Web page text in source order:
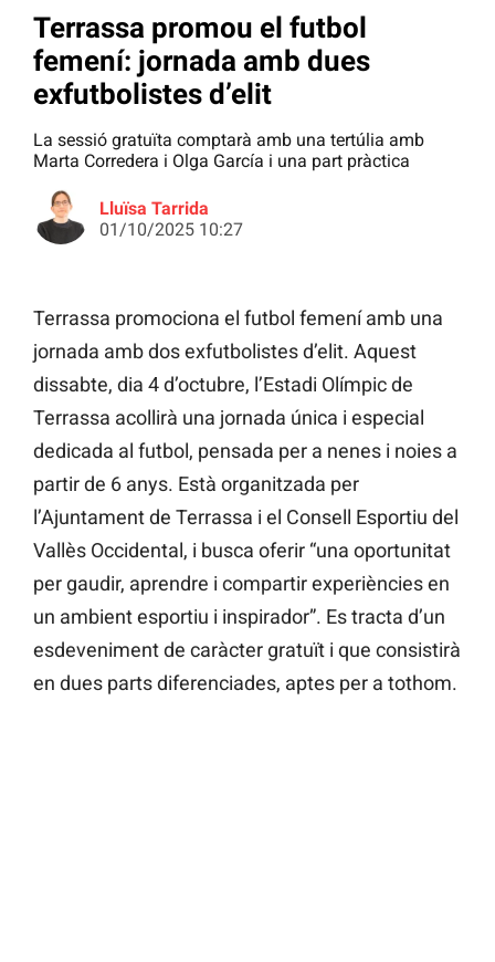
Terrassa promou el futbol
femení: jornada amb dues
exfutbolistes d’elit
La sessió gratuïta comptarà amb una tertúlia amb
Marta Corredera i Olga García i una part pràctica
Lluïsa Tarrida
01/10/2025 10:27
Terrassa promociona el futbol femení amb una
jornada amb dos exfutbolistes d’elit. Aquest
dissabte, dia 4 d’octubre, l’Estadi Olímpic de
Terrassa acollirà una jornada única i especial
dedicada al futbol, pensada per a nenes i noies a
partir de 6 anys. Està organitzada per
l’Ajuntament de Terrassa i el Consell Esportiu del
Vallès Occidental, i busca oferir “una oportunitat
per gaudir, aprendre i compartir experiències en
un ambient esportiu i inspirador”. Es tracta d’un
esdeveniment de caràcter gratuït i que consistirà
en dues parts diferenciades, aptes per a tothom.